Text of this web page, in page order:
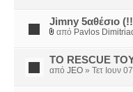
Jimny 5αθέσιο
από Pavlos
ΤΟ RESCUE
από JEO » Τετ Ιουν